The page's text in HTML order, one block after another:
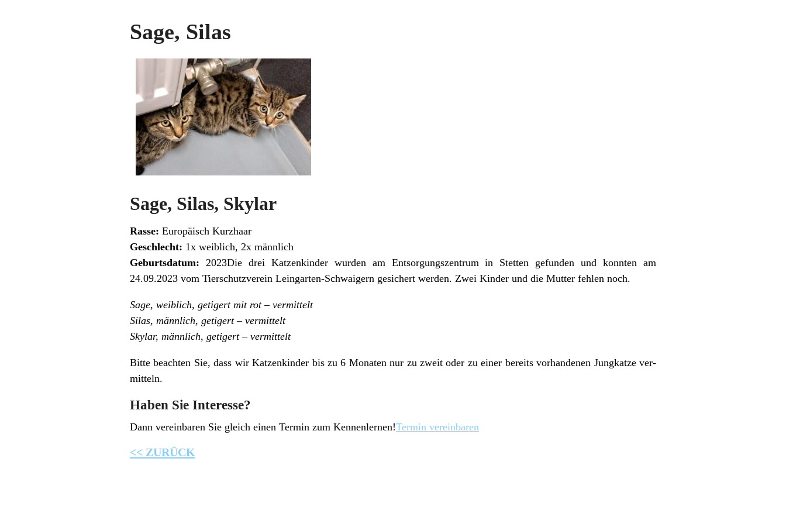
Sage, Silas
Sage, Silas, Skylar
Rasse: Europäisch Kurzhaar
Geschlecht: 1x weiblich, 2x männlich
Geburtsdatum: 2023Die drei Katzenkinder wurden am Entsorgungszentrum in Stetten gefunden und konnten am
24.09.2023 vom Tierschutzverein Leingarten-Schwaigern gesichert werden. Zwei Kinder und die Mutter fehlen noch.
Sage, weiblich, getigert mit rot – vermittelt
Silas, männlich, getigert – vermittelt
Skylar, männlich, getigert – vermittelt
Bitte beachten Sie, dass wir Katzenkinder bis zu 6 Monaten nur zu zweit oder zu einer bere­its vorhan­de­nen Jungkatze ver­
mit­teln.
Haben Sie Interesse?
Dann vereinbaren Sie gleich einen Termin zum Kennenlernen!Termin vereinbaren
<< ZURÜCK